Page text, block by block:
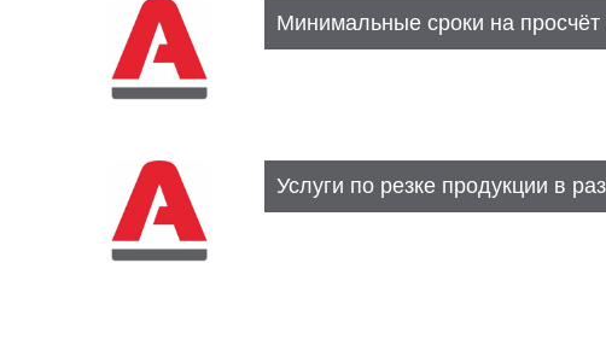
Минимальные сроки на просчёт
Услуги по резке продукции в